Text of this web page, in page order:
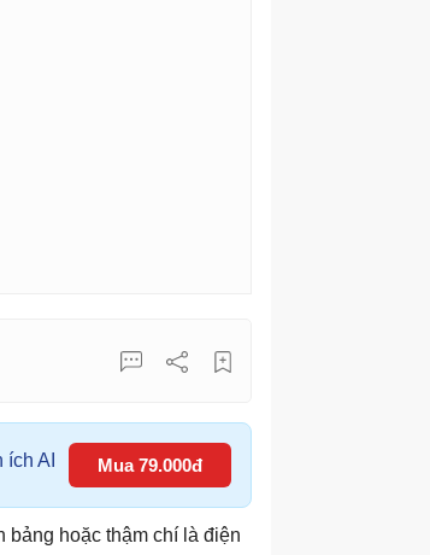
AI Mua 79.000đ
bảng hoặc thậm chí là điện